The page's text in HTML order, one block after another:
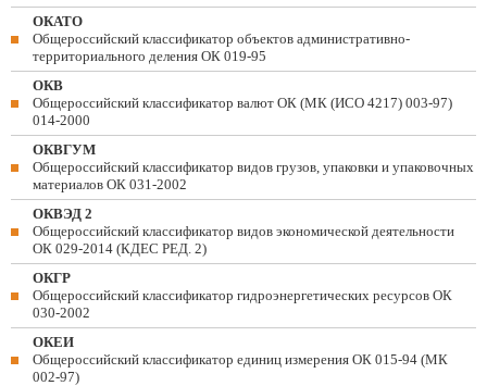
ОКАТО
Общероссийский классификатор объектов административно-
территориального деления ОК 019-95
ОКВ
Общероссийский классификатор валют ОК (МК (ИСО 4217) 003-97)
014-2000
ОКВГУМ
Общероссийский классификатор видов грузов, упаковки и упаковочных
материалов ОК 031-2002
ОКВЭД 2
Общероссийский классификатор видов экономической деятельности
ОК 029-2014 (КДЕС РЕД. 2)
ОКГР
Общероссийский классификатор гидроэнергетических ресурсов ОК
030-2002
ОКЕИ
Общероссийский классификатор единиц измерения ОК 015-94 (МК
002-97)